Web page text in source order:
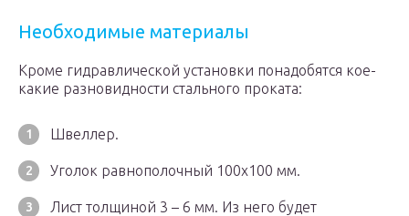
Необходимые материалы
Кроме гидравлической установки понадобятся кое-
какие разновидности стального проката:
Швеллер.
Уголок равнополочный 100х100 мм.
Лист толщиной 3 – 6 мм. Из него будет